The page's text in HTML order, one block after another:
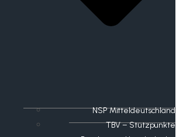
NSP Mitteldeutschland
TBV – Stützpunkte